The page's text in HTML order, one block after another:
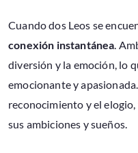
Cuando dos Leos se
conexión instantánea.
diversión y la emoción, lo
emocionante y
reconocimiento y el
sus ambiciones y sueños.